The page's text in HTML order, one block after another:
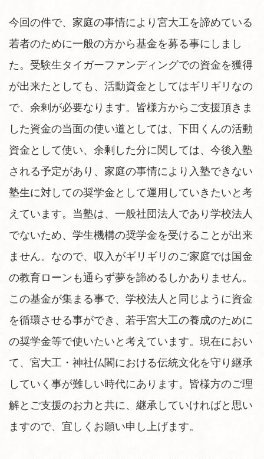
今回の件で、家庭の事情により宮大工を諦めている
若者のために一般の方から基金を募る事にしまし
た。受験生タイガーファンディングでの資金を獲得
が出来たとしても、活動資金としてはギリギリなの
で、余剰が必要なります。皆様方からご支援頂きま
した資金の当面の使い道としては、下田くんの活動
資金として使い、余剰した分に関しては、今後入塾
される予定があり、家庭の事情により入塾できない
塾生に対しての奨学金として運用していきたいと考
えています。当塾は、一般社団法人であり学校法人
でないため、学生機構の奨学金を受けることが出来
ません。なので、収入がギリギリのご家庭では国金
の教育ローンも通らず夢を諦めるしかありません。
この基金が集まる事で、学校法人と同じように資金
を循環させる事ができ、若手宮大工の養成のために
の奨学金等で使いたいと考えています。現在におい
て、宮大工・神社仏閣における伝統文化を守り継承
していく事が難しい時代にあります。皆様方のご理
解とご支援のお力と共に、継承していければと思い
ますので、宜しくお願い申し上げます。